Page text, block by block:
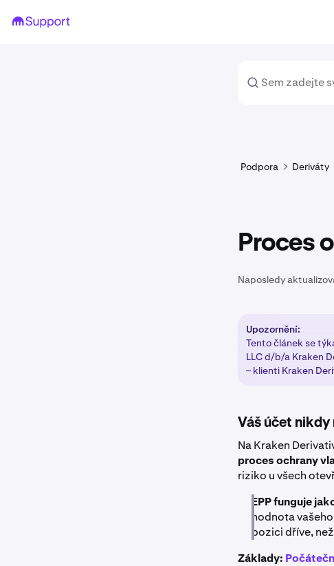
Podpora Deriváty
Proces
Naposledy
Upozornění:
Tento článek se
LLC d/b/a Kraken
– klienti Kraken
Váš účet nikdy
Na Kraken
proces ochrany
riziko u všech
EPP funguje
hodnota
pozici dříve,
Základy: